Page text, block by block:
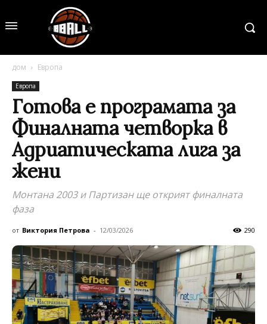
дом Европа
Европа
Готова е програмата за
Финалната четворка в
Адриатическата лига за
жени
Монтана 2003 и Партизан ще открият финалната
фаза
от Виктория Петрова - 12/03/2026 290